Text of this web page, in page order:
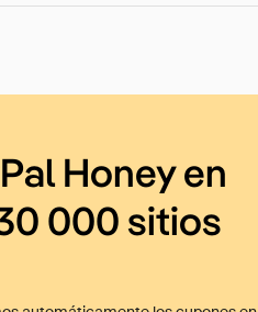
Honey en
000 sitios